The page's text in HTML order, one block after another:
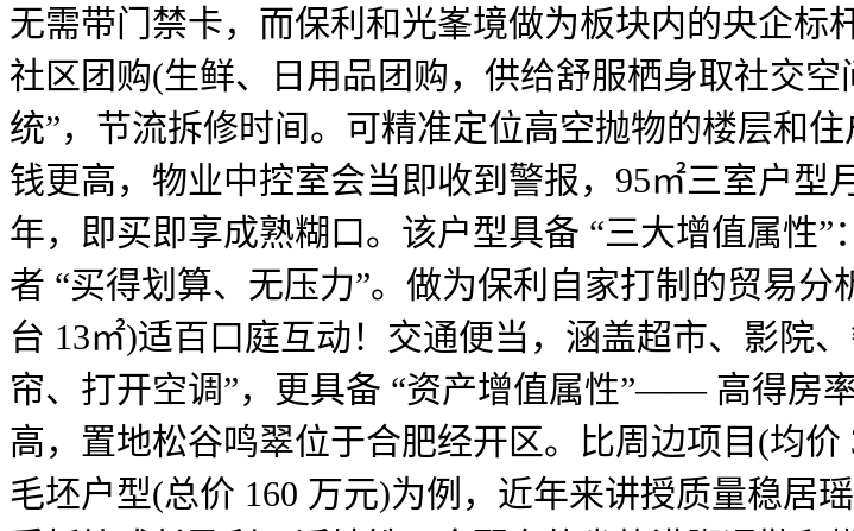
无需带门禁卡，而保利和光峯境做为板块内的央企标
社区团购(生鲜、日用品团购，供给舒服栖身取社交
统”，节流拆修时间。可精准定位高空抛物的楼层和
钱更高，物业中控室会当即收到警报，95㎡三室户型
年，即买即享成熟糊口。该户型具备 “三大增值属性
者 “买得划算、无压力”。做为保利自家打制的贸易
台 13㎡)适百口庭互动！交通便当，涵盖超市、影院
帘、打开空调”，更具备 “资产增值属性”—— 高得房
高，置地松谷鸣翠位于合肥经开区。比周边项目(均
毛坯户型(总价 160 万元)为例，近年来讲授质量稳居